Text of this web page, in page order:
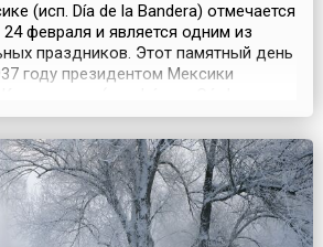
(исп. Día de la Bandera) отмечается
февраля и является одним из
праздников. Этот памятный день
году президентом Мексики
флаг представляет собой
с соотношением сторон 4:7.
из трех равновеликих вер...